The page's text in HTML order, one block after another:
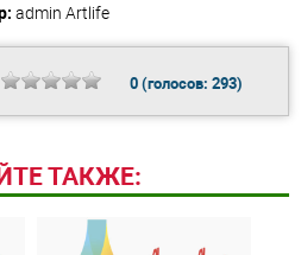
admin Artlife
0(голосов: 293)
ТАКЖЕ: